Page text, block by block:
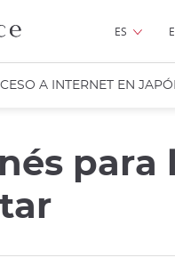
ES
A INTERNET EN
para